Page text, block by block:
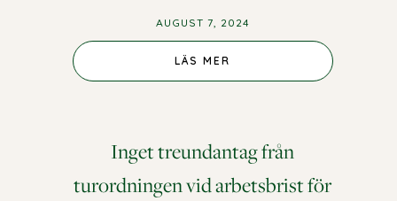
AUGUST 7, 2024
LÄS MER
Inget treundantag från
turordningen vid arbetsbrist för